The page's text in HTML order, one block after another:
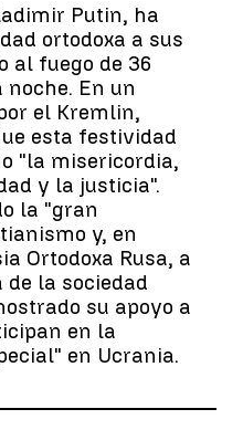
Putin, ha
ortodoxa a sus
al fuego de 36
En un
el Kremlin,
esta festividad
"la misericordia,
y la justicia".
la "gran
y, en
Ortodoxa Rusa, a
la sociedad
su apoyo a
en la
en Ucrania.